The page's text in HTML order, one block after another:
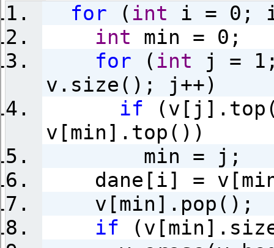
for ( int i = 0;
int min = 0;
for ( int j =
v.size(); j++)
if
v[min].top())
min = j;
dane[i] =
v[min].pop();
if